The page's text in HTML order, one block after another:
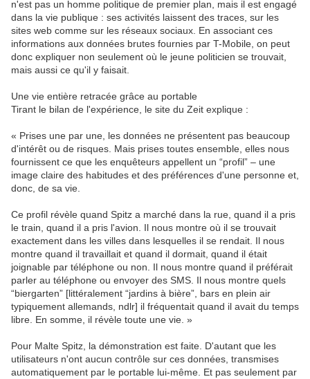
n'est pas un homme politique de premier plan, mais il est engagé
dans la vie publique : ses activités laissent des traces, sur les
sites web comme sur les réseaux sociaux. En associant ces
informations aux données brutes fournies par T-Mobile, on peut
donc expliquer non seulement où le jeune politicien se trouvait,
mais aussi ce qu'il y faisait.
Une vie entière retracée grâce au portable
Tirant le bilan de l'expérience, le site du Zeit explique :
« Prises une par une, les données ne présentent pas beaucoup
d'intérêt ou de risques. Mais prises toutes ensemble, elles nous
fournissent ce que les enquêteurs appellent un “profil” – une
image claire des habitudes et des préférences d'une personne et,
donc, de sa vie.
Ce profil révèle quand Spitz a marché dans la rue, quand il a pris
le train, quand il a pris l'avion. Il nous montre où il se trouvait
exactement dans les villes dans lesquelles il se rendait. Il nous
montre quand il travaillait et quand il dormait, quand il était
joignable par téléphone ou non. Il nous montre quand il préférait
parler au téléphone ou envoyer des SMS. Il nous montre quels
“biergarten” [littéralement “jardins à bière”, bars en plein air
typiquement allemands, ndlr] il fréquentait quand il avait du temps
libre. En somme, il révèle toute une vie. »
Pour Malte Spitz, la démonstration est faite. D'autant que les
utilisateurs n'ont aucun contrôle sur ces données, transmises
automatiquement par le portable lui-même. Et pas seulement par